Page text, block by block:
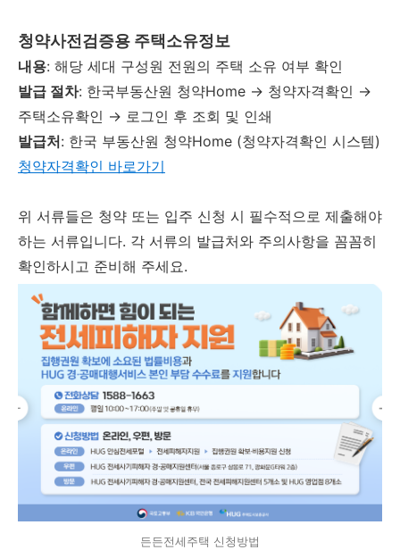
청약사전검증용 주택소유정보
내용: 해당 세대 구성원 전원의 주택 소유 여부 확인
발급 절차: 한국부동산원 청약Home → 청약자격확인 →
주택소유확인 → 로그인 후 조회 및 인쇄
발급처: 한국 부동산원 청약Home (청약자격확인 시스템)
청약자격확인 바로가기
위 서류들은 청약 또는 입주 신청 시 필수적으로 제출해야
하는 서류입니다. 각 서류의 발급처와 주의사항을 꼼꼼히
확인하시고 준비해 주세요.
든든전세주택 신청방법